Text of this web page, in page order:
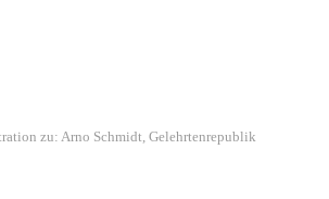
zu: Arno Schmidt, Gelehrtenrepublik